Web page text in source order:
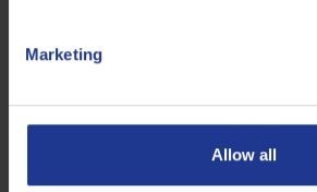
Marketing
Allow all
Q8 Brunel XF 355
Hoogkwalitatief semisynthetisch
snijvloeistof voor ferro- en